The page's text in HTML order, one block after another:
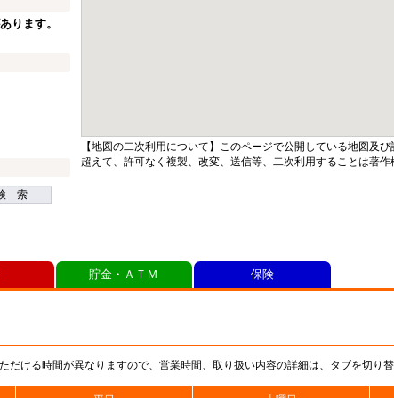
ります。
索
【地図の二次利用について】このページで公開している地図及
超えて、許可なく複製、改変、送信等、二次利用することは著作
ける時間が異なりますので、営業時間、取り扱い内容の詳細は、タブを切り替
貯金・ＡＴＭ 保険